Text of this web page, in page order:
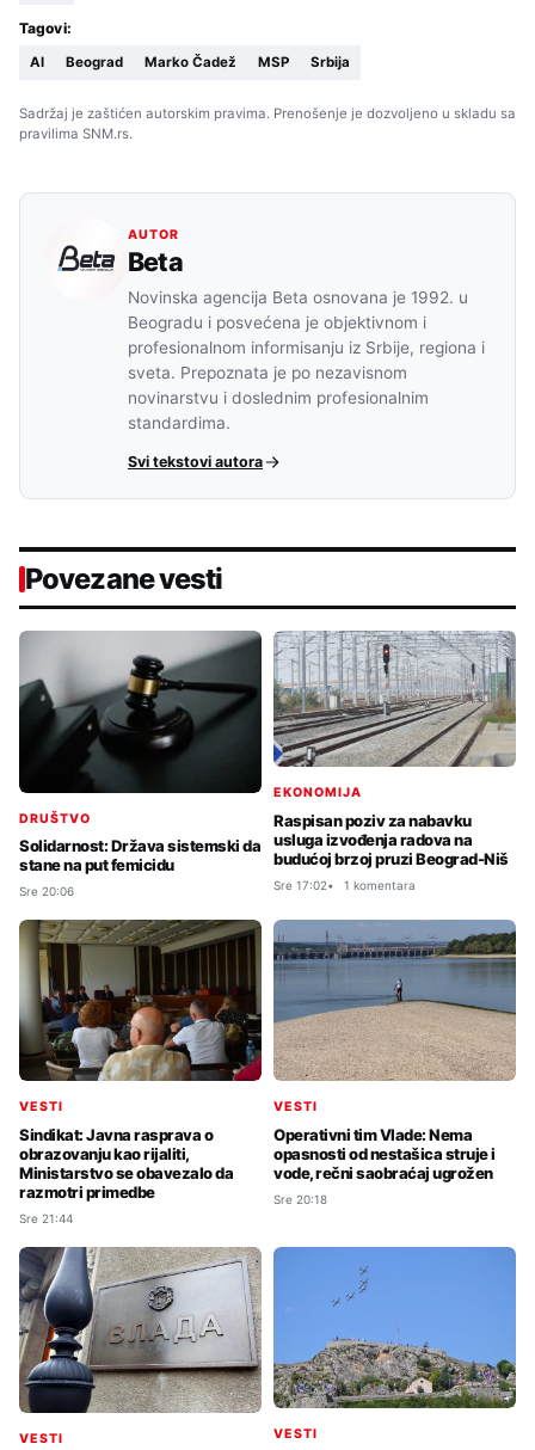
Tagovi:
AI Beograd Marko Čadež MSP Srbija
Sadržaj je zaštićen autorskim pravima. Prenošenje je dozvoljeno u skladu sa
pravilima SNM.rs.
AUTOR
Beta
Novinska agencija Beta osnovana je 1992. u
Beogradu i posvećena je objektivnom i
profesionalnom informisanju iz Srbije, regiona i
sveta. Prepoznata je po nezavisnom
novinarstvu i doslednim profesionalnim
standardima.
Svi tekstovi autora
Povezane vesti
DRUŠTVO
Solidarnost: Država sistemski da
stane na put femicidu
Sre 20:06
EKONOMIJA
Raspisan poziv za nabavku
usluga izvođenja radova na
budućoj brzoj pruzi Beograd-Niš
Sre 17:02 1 komentara
VESTI
Sindikat: Javna rasprava o
obrazovanju kao rijaliti,
Ministarstvo se obavezalo da
razmotri primedbe
Sre 21:44
VESTI
Operativni tim Vlade: Nema
opasnosti od nestašica struje i
vode, rečni saobraćaj ugrožen
Sre 20:18
VESTI VESTI